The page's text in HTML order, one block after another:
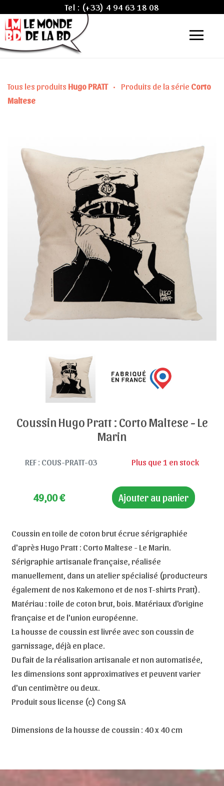
Tel : (+33) 4 94 63 18 08
Tous les produits Hugo PRATT • Produits de la série Corto
Maltese
Coussin Hugo Pratt : Corto Maltese - Le
Marin
REF : COUS-PRATT-03 Plus que 1 en stock
49,00€ Ajouter au panier
Coussin en toile de coton brut écrue sérigraphiée
d'après Hugo Pratt : Corto Maltese - Le Marin.
Sérigraphie artisanale française, réalisée
manuellement, dans un atelier spécialisé (producteurs
également de nos Kakemono et de nos T-shirts Pratt).
Matériau : toile de coton brut, bois. Matériaux d'origine
française et de l'union européenne.
La housse de coussin est livrée avec son coussin de
garnissage, déjà en place.
Du fait de la réalisation artisanale et non automatisée,
les dimensions sont approximatives et peuvent varier
d'un centimètre ou deux.
Produit sous license (c) Cong SA
Dimensions de la housse de coussin : 40 x 40 cm